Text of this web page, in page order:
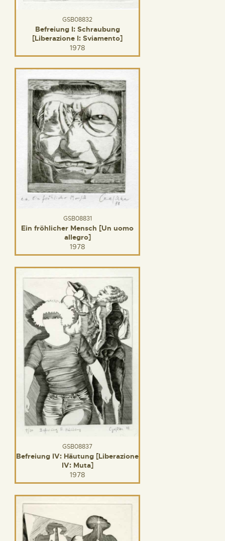
GSB08832
Befreiung I: Schraubung
[Liberazione I: Sviamento]
1978
GSB08831
Ein fröhlicher Mensch [Un uomo
allegro]
1978
GSB08837
Befreiung IV: Häutung [Liberazione
IV: Muta]
1978